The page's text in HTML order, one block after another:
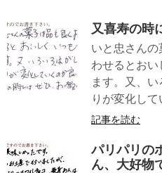
又喜寿の時
いと忠さん
わせるとおい
ます。又、
りが変化し
記事を読む
パリパリの
ん、大好物